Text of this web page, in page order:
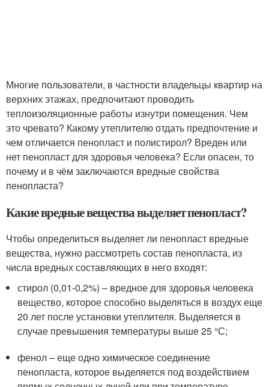
Многие пользователи, в частности владельцы квартир на
верхних этажах, предпочитают проводить
теплоизоляционные работы изнутри помещения. Чем
это чревато? Какому утеплителю отдать предпочтение и
чем отличается пенопласт и полистирол? Вреден или
нет пенопласт для здоровья человека? Если опасен, то
почему и в чём заключаются вредные свойства
пенопласта?
Какие вредные вещества выделяет пенопласт?
Чтобы определиться выделяет ли пенопласт вредные
вещества, нужно рассмотреть состав пенопласта, из
числа вредных составляющих в него входят:
стирол (0,01-0,2%) – вредное для здоровья человека
вещество, которое способно выделяться в воздух еще
20 лет после установки утеплителя. Выделяется в
случае превышения температуры выше 25 °С;
фенол – еще одно химическое соединение
пенопласта, которое выделяется под воздействием